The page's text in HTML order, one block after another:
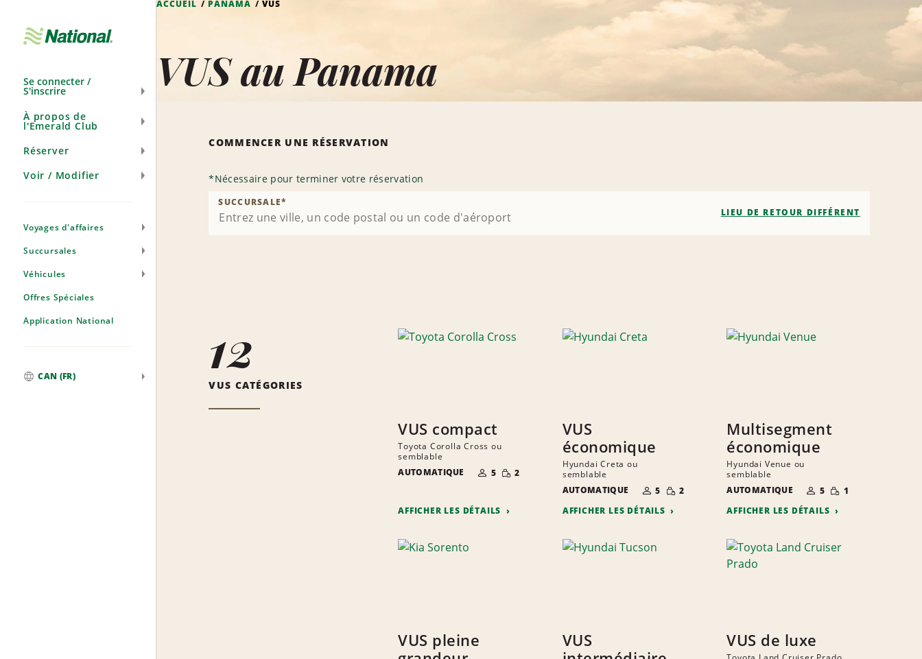
navigation
Se connecter /
S'inscrire
À propos de
l'Emerald Club
Réserver
Voir / Modifier
Voyages d'affaires
Succursales
Véhicules
Offres Spéciales
Application National
CAN (FR)
ACCUEIL PANAMA VUS
VUS au Panama
COMMENCER UNE RÉSERVATION
*Nécessaire pour terminer votre réservation
SUCCURSALE*
LIEU DE RETOUR DIFFÉRENT
12
VUS CATÉGORIES
VUS compact
Toyota Corolla Cross ou
semblable
AUTOMATIQUE
NOMBRE DE
PERSONNES
5 QUANTITÉ
RÉDUITE
2
AFFICHER LES DÉTAILS
VUS
économique
Hyundai Creta ou
semblable
AUTOMATIQUE
NOMBRE DE
PERSONNES
5 QUANTITÉ
RÉDUITE
2
AFFICHER LES DÉTAILS
Multisegment
économique
Hyundai Venue ou
semblable
AUTOMATIQUE
NOMBRE DE
PERSONNES
5 QUANTITÉ
RÉDUITE
1
AFFICHER LES DÉTAILS
VUS pleine
VUS
VUS de luxe